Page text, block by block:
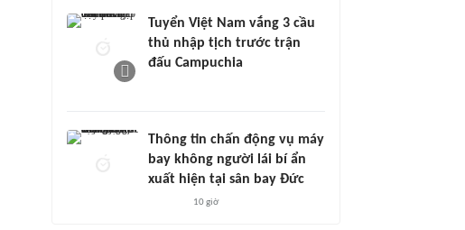
Tuyển Việt Nam vắng 3 cầu
thủ nhập tịch trước trận
đấu Campuchia
Thông tin chấn động vụ máy
bay không người lái bí ẩn
xuất hiện tại sân bay Đức
10 giờ